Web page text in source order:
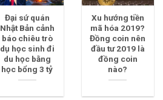
Đại sứ quán
Nhật Bản cảnh
báo chiêu trò
dụ học sinh đi
du học bằng
học bổng 3 tỷ
Xu hướng tiền
mã hóa 2019?
Đồng coin nên
đầu tư 2019 là
đồng coin
nào?